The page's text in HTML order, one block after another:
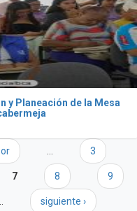
y Planeación de la Mesa
3
7 8 9
siguiente ›